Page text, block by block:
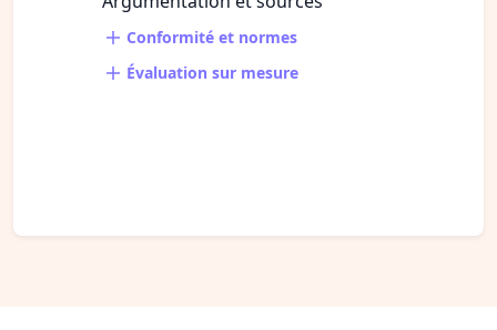
Conformité et normes
Évaluation sur mesure